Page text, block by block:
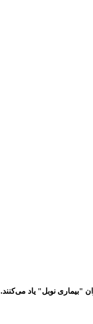
"بیماری نوبل" یاد می‌کنند.